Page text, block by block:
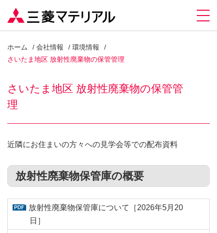
ホーム 会社情報
環境情報
さいたま地区 放射性廃棄物の保管管理
さいたま地区 放射性廃棄物の保管管
理
近隣にお住まいの方々への見学会等での配布資料
放射性廃棄物保管庫の概要
放射性廃棄物保管庫について［2026年5月20
日］